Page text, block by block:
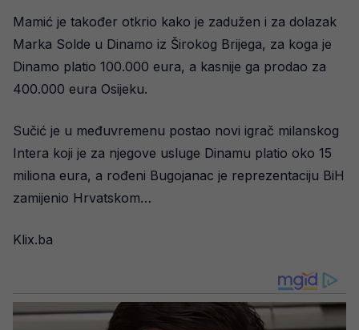
Mamić je također otkrio kako je zadužen i za dolazak
Marka Solde u Dinamo iz Širokog Brijega, za koga je
Dinamo platio 100.000 eura, a kasnije ga prodao za
400.000 eura Osijeku.
Sučić je u međuvremenu postao novi igrač milanskog
Intera koji je za njegove usluge Dinamu platio oko 15
miliona eura, a rođeni Bugojanac je reprezentaciju BiH
zamijenio Hrvatskom…
Klix.ba